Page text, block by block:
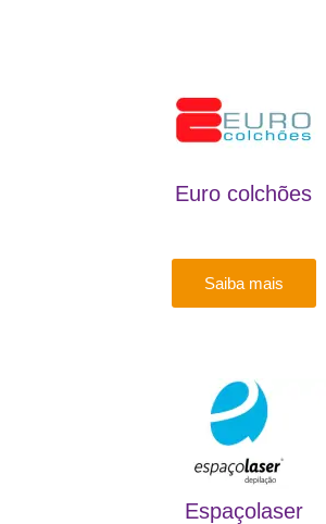
Euro colchões
Saiba mais
Espaçolaser